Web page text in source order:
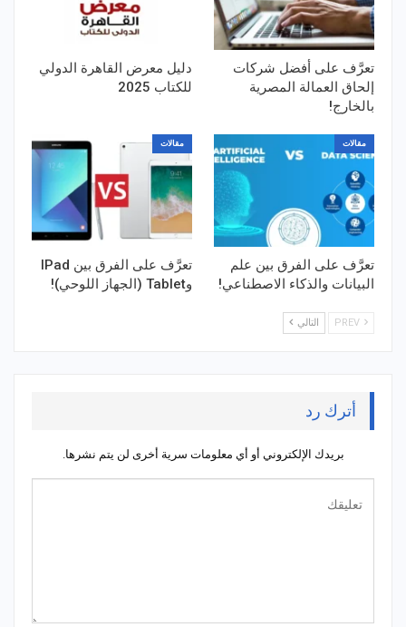
تعرَّف على أفضل شركات
إلحاق العمالة المصرية
بالخارج!
دليل معرض القاهرة الدولي
للكتاب 2025
مقالات
تعرَّف على الفرق بين علم
البيانات والذكاء الاصطناعي!
مقالات
تعرَّف على الفرق بين IPad
وTablet (الجهاز اللوحي)!
التالي
أترك رد
بريدك الإلكتروني أو أي معلومات سرية أخرى لن يتم نشرها.